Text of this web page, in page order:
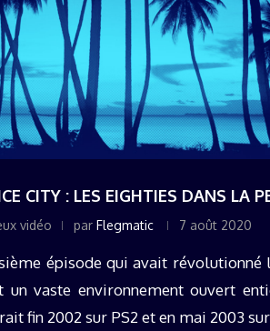
CITY : LES EIGHTIES DANS LA
vidéo par Flegmatic 7 août 2020
épisode qui avait révolutionné
un vaste environnement ouvert
fin 2002 sur PS2 et en mai 2003 sur